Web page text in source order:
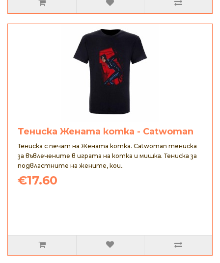
Тениска Жената котка - Catwoman
Тениска с печат на Жената котка. Catwoman тениска
за въвлечените в играта на котка и мишка. Тениска за
подвластните на жените, кои..
€17.60